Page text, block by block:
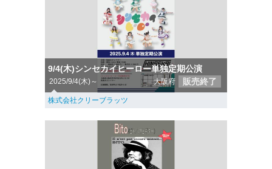
9/4(木)シンセカイヒーロー単独定期公演
2025/9/4(木)～ 大阪府 販売終了
株式会社クリーブラッツ